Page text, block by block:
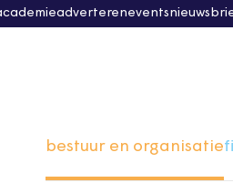
adverterenevents
bestuur en organisatie